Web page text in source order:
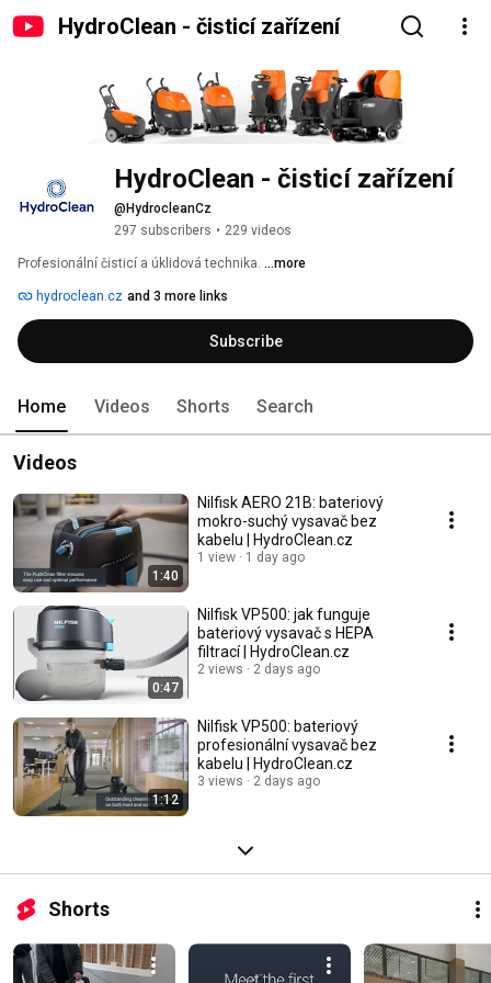
HydroClean - čisticí zařízení
HydroClean - čisticí zařízení
@HydrocleanCz
297 subscribers • 229 videos
Profesionální čisticí a úklidová technika. ...more
hydroclean.cz and 3 more links
Subscribe
Home Videos Shorts Search
Videos
1:40
Nilfisk AERO 21B: bateriový
mokro-suchý vysavač bez
kabelu | HydroClean.cz
1 view 1 day ago
0:47
Nilfisk VP500: jak funguje
bateriový vysavač s HEPA
filtrací | HydroClean.cz
2 views 2 days ago
1:12
Nilfisk VP500: bateriový
profesionální vysavač bez
kabelu | HydroClean.cz
3 views 2 days ago
Shorts